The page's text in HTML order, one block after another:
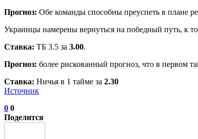
Прогноз: Обе команды способны преуспеть в плане
Украинцы намерены вернуться на победный путь, к
Ставка: ТБ 3.5 за 3.00.
Прогноз: более рискованный прогноз, что в первом
Ставка: Ничья в 1 тайме за 2.30
Источник
0 0
Поделится